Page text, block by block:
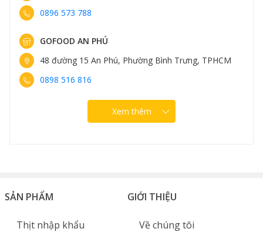
0896 573 788
GOFOOD AN PHÚ
48 đường 15 An Phú, Phường Bình Trưng, TPHCM
0898 516 816
Xem thêm
SẢN PHẨM
Thịt nhập khẩu
GIỚI THIỆU
Về chúng tôi